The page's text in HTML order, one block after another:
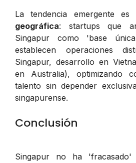
La tendencia emergente es
geográfica: startups que
Singapur como 'base
establecen operaciones
Singapur, desarrollo en
en Australia), optimizando
talento sin depender
singapurense.
Conclusión
Singapur no ha 'fracasado'